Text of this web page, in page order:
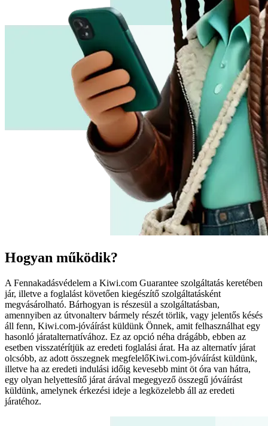
Hogyan működik?
A Fennakadásvédelem a Kiwi.com Guarantee szolgáltatás keretében
jár, illetve a foglalást követően kiegészítő szolgáltatásként
megvásárolható. Bárhogyan is részesül a szolgáltatásban,
amennyiben az útvonalterv bármely részét törlik, vagy jelentős késés
áll fenn, Kiwi.com-jóváírást küldünk Önnek, amit felhasználhat egy
hasonló járatalternatívához. Ez az opció néha drágább, ebben az
esetben visszatérítjük az eredeti foglalási árat. Ha az alternatív járat
olcsóbb, az adott összegnek megfelelőKiwi.com-jóváírást küldünk,
illetve ha az eredeti indulási időig kevesebb mint öt óra van hátra,
egy olyan helyettesítő járat árával megegyező összegű jóváírást
küldünk, amelynek érkezési ideje a legközelebb áll az eredeti
járatéhoz.